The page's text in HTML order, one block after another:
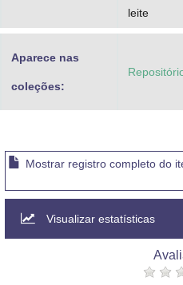
leite
Aparece nas
coleções:
Mostrar registro completo do
Visualizar estatísticas